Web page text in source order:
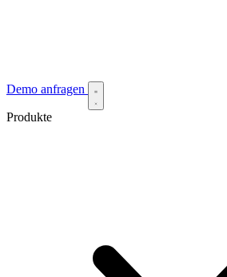
Demo anfragen
Produkte